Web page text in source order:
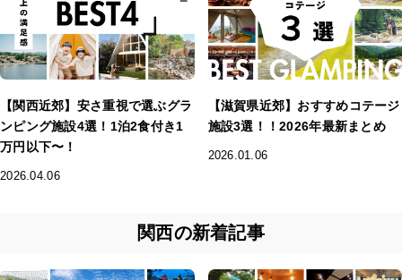
【関西近郊】安さ重視で選ぶグラ
ンピング施設4選！1泊2食付き1
万円以下〜！
2026.04.06
【滋賀県近郊】おすすめコテージ
施設3選！！2026年最新まとめ
2026.01.06
関西の新着記事